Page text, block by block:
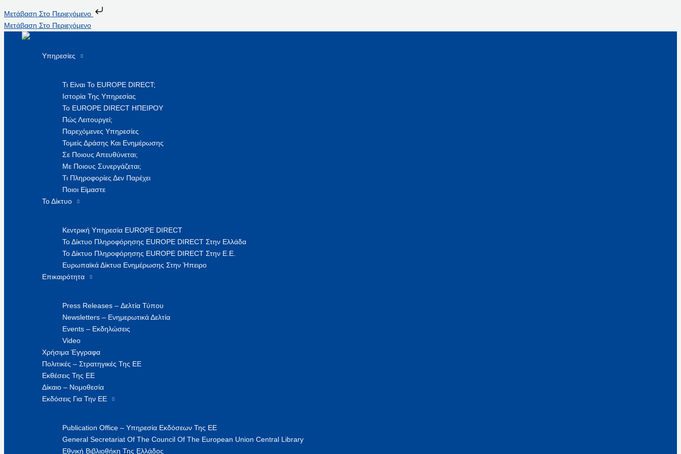
Μετάβαση Στο Περιεχόμενο
Μετάβαση Στο Περιεχόμενο
Υπηρεσίες
Τι Είναι Το EUROPE DIRECT;
Ιστορία Της Υπηρεσίας
Το EUROPE DIRECT ΗΠΕΙΡΟΥ
Πώς Λειτουργεί;
Παρεχόμενες Υπηρεσίες
Τομείς Δράσης Και Ενημέρωσης
Σε Ποιους Απευθύνεται;
Με Ποιους Συνεργάζεται;
Τι Πληροφορίες Δεν Παρέχει
Ποιοι Είμαστε
Το Δίκτυο
Κεντρική Υπηρεσία EUROPE DIRECT
Το Δίκτυο Πληροφόρησης EUROPE DIRECT Στην Ελλάδα
Το Δίκτυο Πληροφόρησης EUROPE DIRECT Στην Ε.Ε.
Ευρωπαϊκά Δίκτυα Ενημέρωσης Στην Ήπειρο
Επικαιρότητα
Press Releases – Δελτία Τύπου
Newsletters – Ενημερωτικά Δελτία
Events – Εκδηλώσεις
Video
Χρήσιμα Έγγραφα
Πολιτικές – Στρατηγικές Της ΕΕ
Εκθέσεις Της ΕΕ
Δίκαιο – Νομοθεσία
Εκδόσεις Για Την ΕΕ
Publication Office – Υπηρεσία Εκδόσεων Της ΕΕ
General Secretariat Of The Council Of The European Union Central Library
Εθνική Βιβλιοθήκη Της Ελλάδος